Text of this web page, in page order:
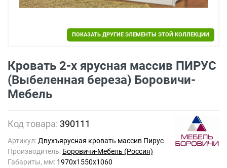
ПОКАЗАТЬ ДРУГИЕ ЭЛЕМЕНТЫ ЭТОЙ КОЛЛЕКЦИИ
Кровать 2-х ярусная массив ПИРУС
(Выбеленная береза) Боровичи-
Мебель
Код товара: 390111
Артикул: Двухъярусная кровать массив Пирус
Производитель: Боровичи-Мебель (Россия)
Габариты, мм: 1970х1550х1060